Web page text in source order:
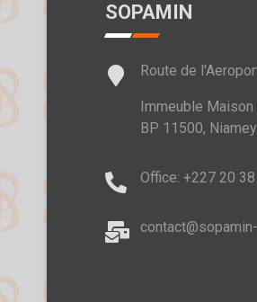
SOPAMIN
Route de
Immeuble Maison
BP 11500,
Office: +227 20